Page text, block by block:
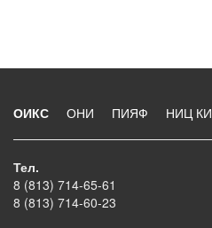
ОИКС ОНИ ПИЯФ НИЦ КИ
Тел.
8 (813) 714-65-61
8 (813) 714-60-23